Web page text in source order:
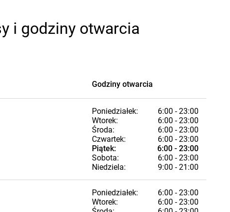
i godziny otwarcia
Godziny otwarcia
Poniedziałek:
6:00 - 23:00
Wtorek:
6:00 - 23:00
Środa:
6:00 - 23:00
Czwartek:
6:00 - 23:00
Piątek:
6:00 - 23:00
Sobota:
6:00 - 23:00
Niedziela:
9:00 - 21:00
Poniedziałek:
6:00 - 23:00
Wtorek:
6:00 - 23:00